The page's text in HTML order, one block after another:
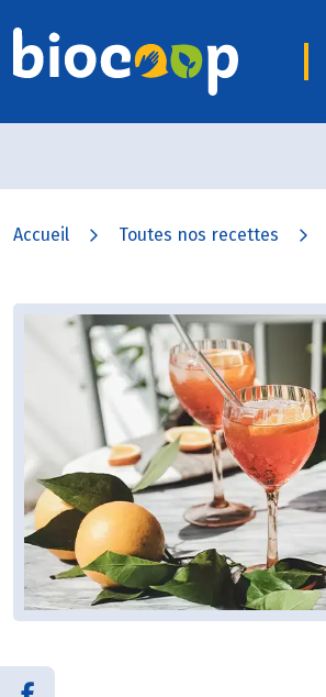
Accueil Toutes nos recettes